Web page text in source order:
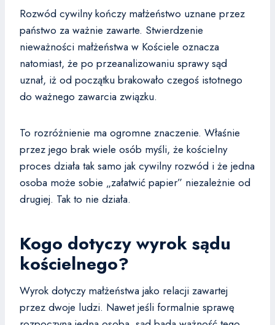
Rozwód cywilny kończy małżeństwo uznane przez
państwo za ważnie zawarte. Stwierdzenie
nieważności małżeństwa w Kościele oznacza
natomiast, że po przeanalizowaniu sprawy sąd
uznał, iż od początku brakowało czegoś istotnego
do ważnego zawarcia związku.
To rozróżnienie ma ogromne znaczenie. Właśnie
przez jego brak wiele osób myśli, że kościelny
proces działa tak samo jak cywilny rozwód i że jedna
osoba może sobie „załatwić papier” niezależnie od
drugiej. Tak to nie działa.
Kogo dotyczy wyrok sądu
kościelnego?
Wyrok dotyczy małżeństwa jako relacji zawartej
przez dwoje ludzi. Nawet jeśli formalnie sprawę